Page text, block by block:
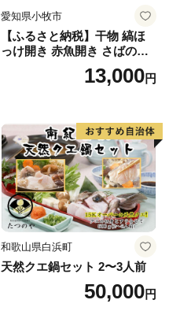
愛知県小牧市
【ふるさと納税】干物 縞ほ
っけ開き 赤魚開き さばの開
き 魚醤干し 3種 セット 詰め
合わせ 魚 おかず 肉厚 おいし
取り寄せグルメ 魚醤 ナンプ
ラー 愛知県 小牧市 冷凍 送料
無料
13,000円
和歌山県白浜町
天然クエ鍋セット 2〜3人前
50,000円